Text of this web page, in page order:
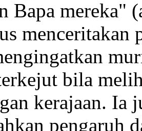
Bapa mereka"
menceritakan
bila
kerajaan. Ia
pengaruh